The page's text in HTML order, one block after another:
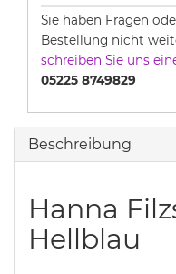
Sie haben Fragen
Bestellung nicht
schreiben Sie uns
05225 8749829
Beschreibung
Hanna
Hellblau